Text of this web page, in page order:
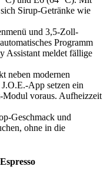
Sirup-Getränke wie
und 3,5-Zoll-
Programm
Assistant meldet fällige
neben modernen
App setzen ein
Modul voraus. Aufheizzeit
Geschmack und
ohne in die